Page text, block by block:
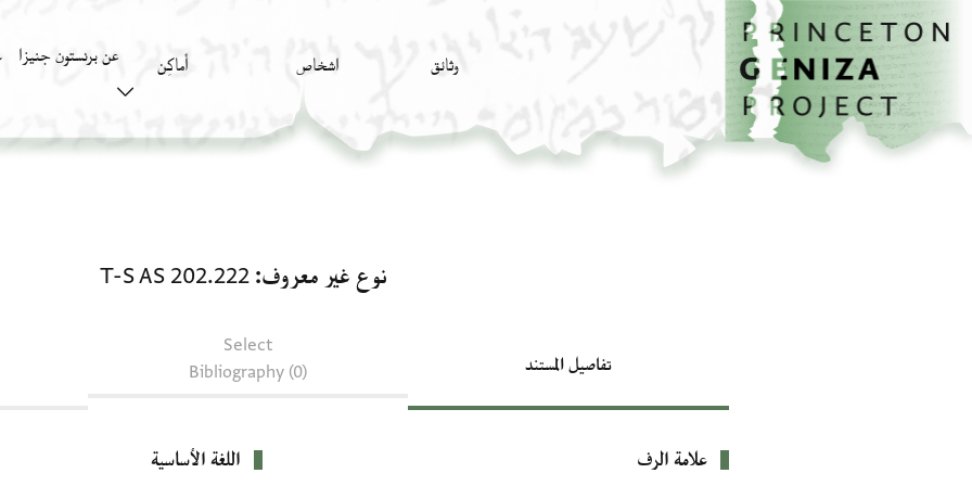
تخطي إلى المحتوى الرئيسي
الصفحة الرئيسية
وثائق اشخاص أَماكِن عن برنستون جنيزا
نوع غير معروف T-S AS 202.222
تفاصيل المستند
Select
Bibliography (0)
بيانات التعريف
علامة الرف اللغة الأساسية